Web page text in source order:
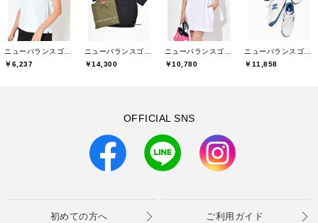
￥6,237
￥14,300
￥10,780
￥11,858
OFFICIAL SNS
初めての方へ ご利用ガイド